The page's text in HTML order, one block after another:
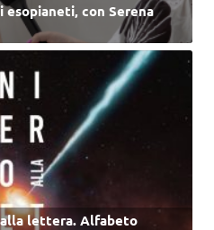
con Serena
alla lettera. Alfabeto